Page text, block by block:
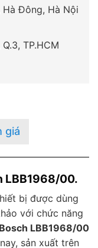
Hà Đông, Hà Nội
TP.HCM
giá
LBB1968/00.
bị được dùng
với chức năng
Bosch LBB1968/00
sản xuất trên